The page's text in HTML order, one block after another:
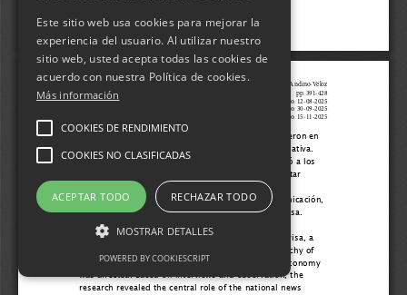
Este sitio web usa cookies para mejorar la
experiencia del usuario. Al utilizar nuestro
sitio web, usted acepta todas las cookies de
acuerdo con nuestra Política de cookies.
Más información
COOKIES DE RENDIMIENTO
COOKIES NO CLASIFICADAS
ACEPTAR TODO RECHAZAR TODO
MOSTRAR DETALLES
POWERED BY COOKIESCRIPT